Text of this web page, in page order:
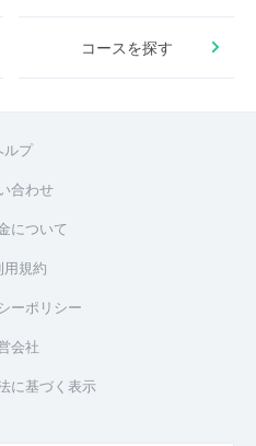
コースを探す
ルプ
合わせ
について
用規約
ーポリシー
会社
に基づく表示